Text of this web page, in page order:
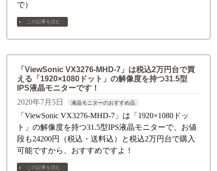
で）
この記事を読む
「ViewSonic VX3276-MHD-7」は税込2万円台で買
える「1920×1080ドット」の解像度を持つ31.5型
IPS液晶モニターです！
2020年7月5日
液晶モニターのおすすめ品
「ViewSonic VX3276-MHD-7」は「1920×1080ドッ
ト」の解像度を持つ31.5型IPS液晶モニターで、お値
段も24200円（税込・送料込）と税込2万円台で購入
可能ですから、おすすめですよ！
この記事を読む